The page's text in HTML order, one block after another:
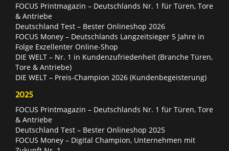
FOCUS Printmagazin – Deutschlands Nr. 1 für Türen, Tore
& Antriebe
Deutschland Test – Bester Onlineshop 2026
FOCUS Money – Deutschlands Langzeitsieger 5 Jahre in
Folge Exzellenter Online-Shop
DIE WELT – Nr. 1 in Kundenzufriedenheit (Branche Türen,
Tore & Antriebe)
DIE WELT – Preis-Champion 2026 (Kundenbegeisterung)
2025
FOCUS Printmagazin – Deutschlands Nr. 1 für Türen, Tore
& Antriebe
Deutschland Test – Bester Onlineshop 2025
FOCUS Money – Digital Champion, Unternehmen mit